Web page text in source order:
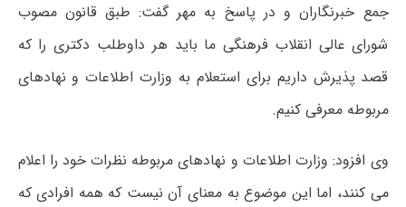
جمع خبرنگاران و در پاسخ به مهر گفت: طبق قانون مصوب
شورای عالی انقلاب فرهنگی ما باید هر داوطلب دکتری را که
قصد پذیرش داریم برای استعلام به وزارت اطلاعات و نهادهای
مربوطه معرفی کنیم.
وی افزود: وزارت اطلاعات و نهادهای مربوطه نظرات خود را اعلام
می کنند، اما این موضوع به معنای آن نیست که همه افرادی که